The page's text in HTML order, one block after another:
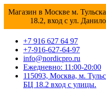
Магазин в Москве м.
18.2, вход с ул.
+7 916 627 64 97
+7-916-627-64-97
info@nordicpro.ru
Ежедневно: 11:00-20:00
115093, Москва, м.
БЦ 18.2 вход с улицы.